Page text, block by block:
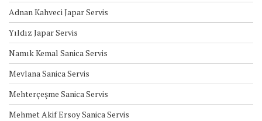
Adnan Kahveci Japar Servis
Yıldız Japar Servis
Namık Kemal Sanica Servis
Mevlana Sanica Servis
Mehterçeşme Sanica Servis
Mehmet Akif Ersoy Sanica Servis